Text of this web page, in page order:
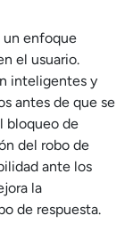
un enfoque
el usuario.
inteligentes y
antes de que se
bloqueo de
del robo de
ante los
la
de respuesta.